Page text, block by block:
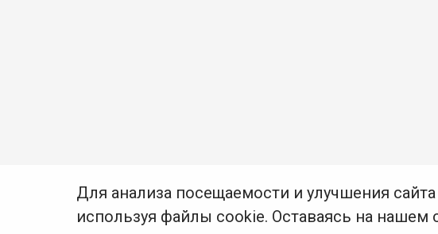
Для анализа посещаемости и улучшения
используя файлы cookie. Оставаясь на нашем